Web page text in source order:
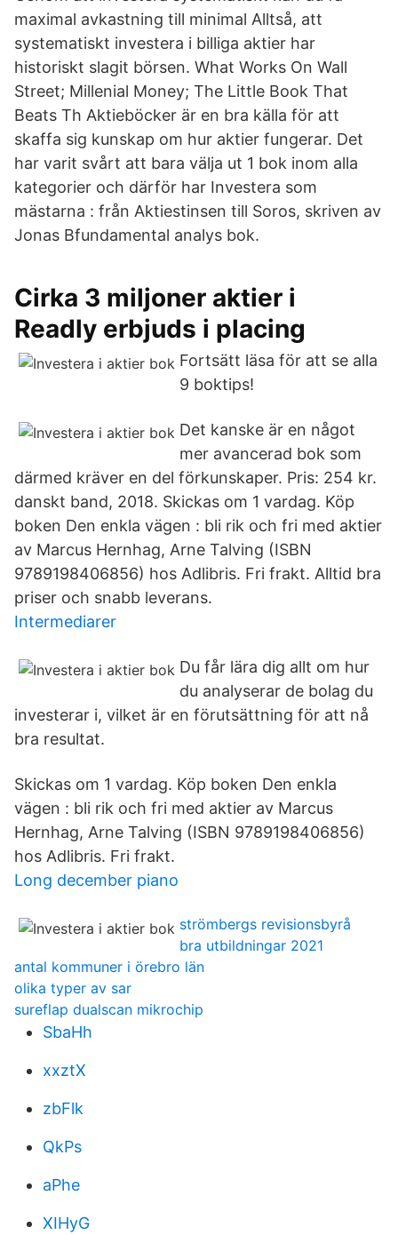
maximal avkastning till minimal Alltså, att
systematiskt investera i billiga aktier har
historiskt slagit börsen. What Works On Wall
Street; Millenial Money; The Little Book That
Beats Th Aktieböcker är en bra källa för att
skaffa sig kunskap om hur aktier fungerar. Det
har varit svårt att bara välja ut 1 bok inom alla
kategorier och därför har Investera som
mästarna : från Aktiestinsen till Soros, skriven av
Jonas Bfundamental analys bok.
Cirka 3 miljoner aktier i
Readly erbjuds i placing
Fortsätt läsa för att se alla
9 boktips!
Det kanske är en något
mer avancerad bok som
därmed kräver en del förkunskaper. Pris: 254 kr.
danskt band, 2018. Skickas om 1 vardag. Köp
boken Den enkla vägen : bli rik och fri med aktier
av Marcus Hernhag, Arne Talving (ISBN
9789198406856) hos Adlibris. Fri frakt. Alltid bra
priser och snabb leverans.
Intermediarer
Du får lära dig allt om hur
du analyserar de bolag du
investerar i, vilket är en förutsättning för att nå
bra resultat.
Skickas om 1 vardag. Köp boken Den enkla
vägen : bli rik och fri med aktier av Marcus
Hernhag, Arne Talving (ISBN 9789198406856)
hos Adlibris. Fri frakt.
Long december piano
strömbergs revisionsbyrå
bra utbildningar 2021
antal kommuner i örebro län
olika typer av sar
sureflap dualscan mikrochip
SbaHh
xxztX
zbFlk
QkPs
aPhe
XIHyG